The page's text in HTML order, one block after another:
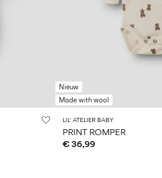
Nieuw
Made with wool
LIL' ATELIER BABY
PRINT ROMPER
€ 36,99